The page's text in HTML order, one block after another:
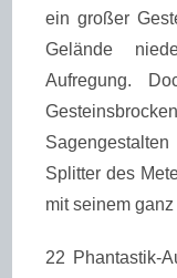
ein großer
Gelände
Aufregung.
Splitter des
mit seinem
22 Phantastik-